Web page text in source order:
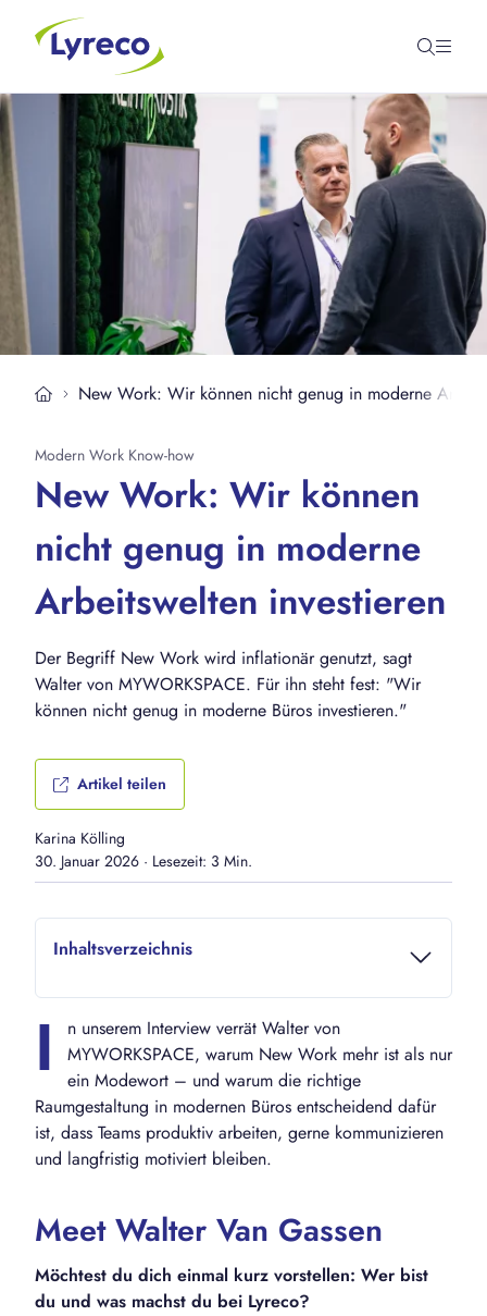
New Work: Wir können nicht genug in moderne
Modern Work Know-how
New Work: Wir können
nicht genug in moderne
Arbeitswelten investieren
Der Begriff New Work wird inflationär genutzt, sagt
Walter von MYWORKSPACE. Für ihn steht fest: "Wir
können nicht genug in moderne Büros investieren."
Artikel teilen
Karina Kölling
30. Januar 2026 · Lesezeit: 3 Min.
Inhaltsverzeichnis
I
n unserem Interview verrät Walter von
MYWORKSPACE, warum New Work mehr ist als nur
ein Modewort – und warum die richtige
Raumgestaltung in modernen Büros entscheidend dafür
ist, dass Teams produktiv arbeiten, gerne kommunizieren
und langfristig motiviert bleiben.
Meet Walter Van Gassen
Möchtest du dich einmal kurz vorstellen: Wer bist
du und was machst du bei Lyreco?